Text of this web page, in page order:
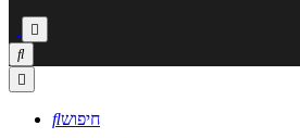



חיפוש